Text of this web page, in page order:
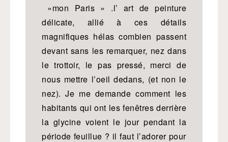
»mon Paris » .l’ art de peinture
délicate, allié à ces détails
magnifiques hélas combien passent
devant sans les remarquer, nez dans
le trottoir, le pas pressé, merci de
nous mettre l’oeil dedans, (et non le
nez). Je me demande comment les
habitants qui ont les fenêtres derrière
la glycine voient le jour pendant la
période feuillue ? il faut l’adorer pour